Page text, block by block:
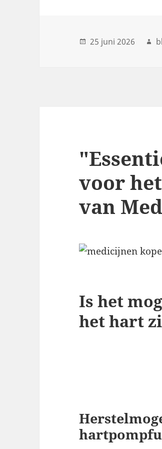
25 juni 2026
voor
van
Is het
het hart